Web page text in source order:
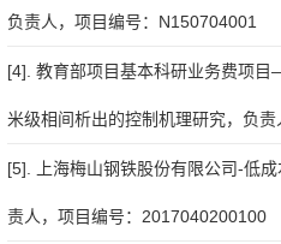
负责人，项目编号：N150704001
[4]. 教育部项目基本科研业务费项
米级相间析出的控制机理研究，负
[5]. 上海梅山钢铁股份有限公司-低
责人，项目编号：2017040200100